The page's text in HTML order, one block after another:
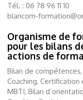
Tél. : 06 78 96 11 10
blancom-
Organisme de
pour les bilans
actions de
Bilan de compétences,
Coaching, Certification
MBTI, Bilan